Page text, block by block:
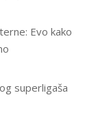
Evo kako
superligaša